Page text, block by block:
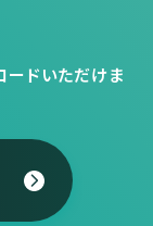
ドいただけま